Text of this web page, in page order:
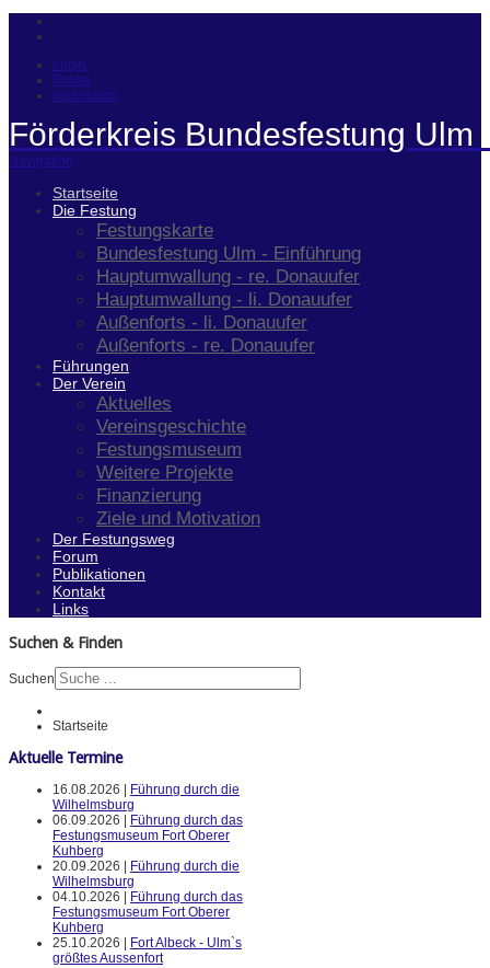
Login
Suche
Impressum
Förderkreis Bundesfestung Ulm
Navigation
Startseite
Die Festung
Festungskarte
Bundesfestung Ulm - Einführung
Hauptumwallung - re. Donauufer
Hauptumwallung - li. Donauufer
Außenforts - li. Donauufer
Außenforts - re. Donauufer
Führungen
Der Verein
Aktuelles
Vereinsgeschichte
Festungsmuseum
Weitere Projekte
Finanzierung
Ziele und Motivation
Der Festungsweg
Forum
Publikationen
Kontakt
Links
Suchen & Finden
Suchen
Startseite
Aktuelle Termine
16.08.2026 |
Führung durch die
Wilhelmsburg
06.09.2026 |
Führung durch das
Festungsmuseum Fort Oberer
Kuhberg
20.09.2026 |
Führung durch die
Wilhelmsburg
04.10.2026 |
Führung durch das
Festungsmuseum Fort Oberer
Kuhberg
25.10.2026 |
Fort Albeck - Ulm`s
größtes Aussenfort